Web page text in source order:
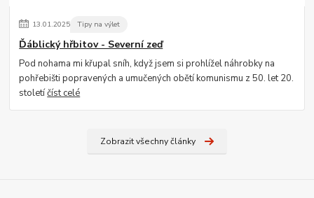
13.01.2025 Tipy na výlet
Ďáblický hřbitov - Severní zeď
Pod nohama mi křupal sníh, když jsem si prohlížel náhrobky na
pohřebišti popravených a umučených obětí komunismu z 50. let 20.
stoletíčíst celé
Zobrazit všechny články